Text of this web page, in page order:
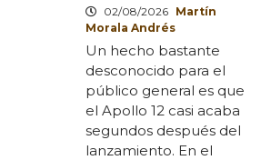
02/08/2026 Martín
Morala Andrés
Un hecho bastante
desconocido para el
público general es que
el Apollo 12 casi acaba
segundos después del
lanzamiento. En el